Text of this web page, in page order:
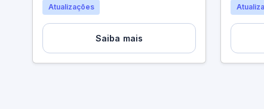
Atualizações
Saiba mais